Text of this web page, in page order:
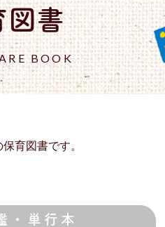
図書
BOOK
育図書です。
・単行本